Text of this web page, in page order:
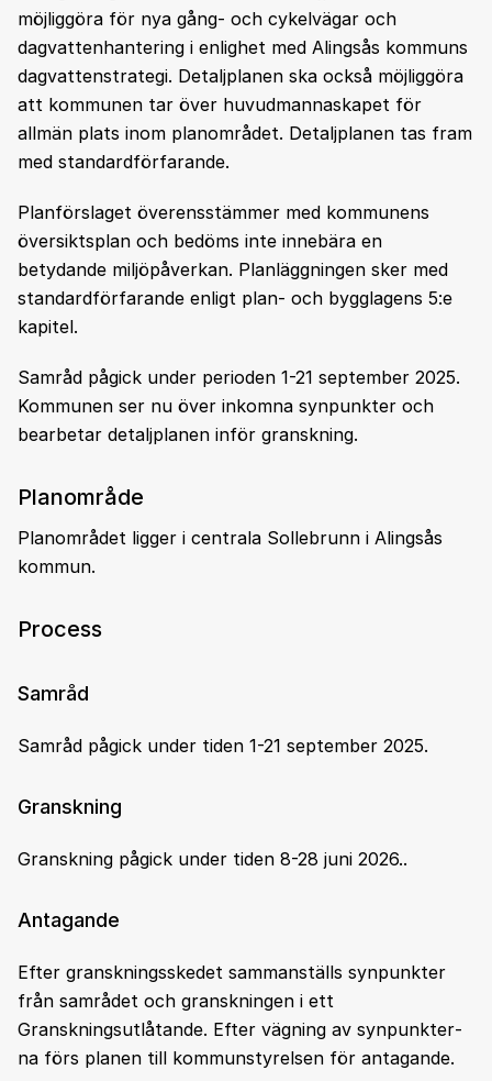
möjliggöra för nya gång- och cykelvägar och
dagvattenhantering i enlighet med Alingsås kommuns
dagvattenstrategi. Detaljplanen ska också möjliggöra
att kommunen tar över huvudmannaskapet för
allmän plats inom planområdet. Detaljplanen tas fram
med standardförfarande.
Planförslaget överensstämmer med kommunens
översiktsplan och bedöms inte innebära en
betydande miljöpåverkan. Planläggningen sker med
standardförfarande enligt plan- och bygglagens 5:e
kapitel.
Samråd pågick under perioden 1-21 september 2025.
Kommunen ser nu över inkomna synpunkter och
bearbetar detaljplanen inför granskning.
Planområde
Planområdet ligger i centrala Sollebrunn i Alingsås
kommun.
Process
Samråd
Samråd pågick under tiden 1-21 september 2025.
Granskning
Granskning pågick under tiden 8-28 juni 2026..
Antagande
Efter granskningsskedet sammanställs synpunkter
från samrådet och granskningen i ett
Granskningsutlåtande. Efter vägning av synpunk­ter­
na förs planen till kommunstyrelsen för antagande.